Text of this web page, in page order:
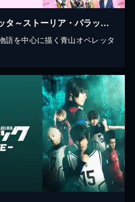
舞台「青山オペレッタ～ストーリア・パラッレーラ・ウノ～」
語を中心に描く青山オペレッタ